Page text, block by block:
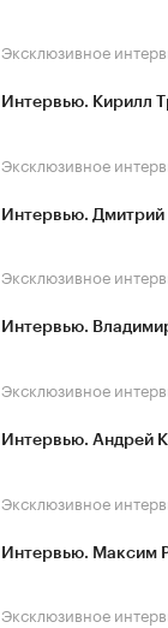
Эксклюзивное
Интервью. Кирилл
Эксклюзивное
Интервью. Дмитрий
Эксклюзивное
Интервью.
Эксклюзивное
Интервью. Андрей
Эксклюзивное
Интервью. Максим
Эксклюзивное